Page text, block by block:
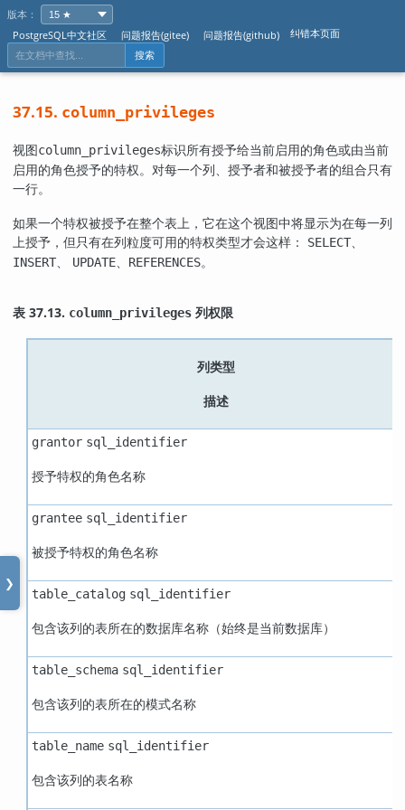
版本：
PostgreSQL中文社区
问题报告(gitee) 问题报告(github) 纠错本页面
搜索
❯
37.15. column_privileges
视图column_privileges标识所有授予给当前启用的角色或由当前
启用的角色授予的特权。对每一个列、授予者和被授予者的组合只有
一行。
如果一个特权被授予在整个表上，它在这个视图中将显示为在每一列
上授予，但只有在列粒度可用的特权类型才会这样：
SELECT、
INSERT、 UPDATE、 REFERENCES。
表 37.13. column_privileges 列权限
列类型
描述
grantor sql_identifier
授予特权的角色名称
grantee sql_identifier
被授予特权的角色名称
table_catalog sql_identifier
包含该列的表所在的数据库名称（始终是当前数据库）
table_schema sql_identifier
包含该列的表所在的模式名称
table_name sql_identifier
包含该列的表名称